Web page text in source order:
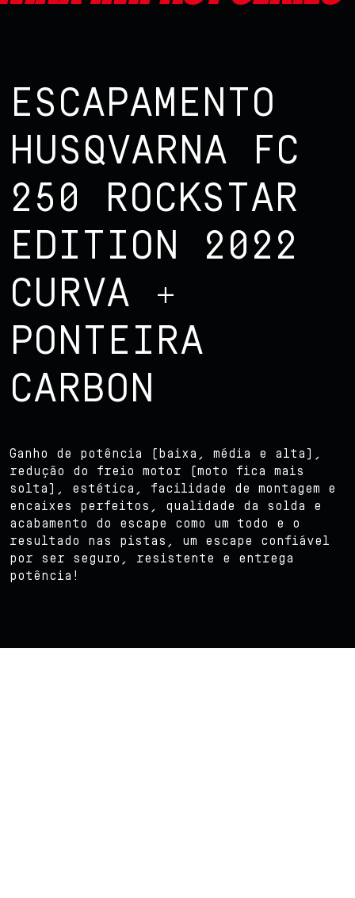
ESCAPAMENTO
HUSQVARNA FC
250 ROCKSTAR
EDITION 2022
CURVA +
PONTEIRA
CARBON
Ganho de potência (baixa, média e alta),
redução do freio motor (moto fica mais
solta), estética, facilidade de montagem e
encaixes perfeitos, qualidade da solda e
acabamento do escape como um todo e o
resultado nas pistas, um escape confiável
por ser seguro, resistente e entrega
potência!